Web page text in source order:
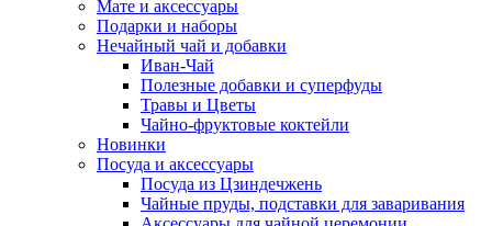
Мате и аксессуары
Подарки и наборы
Нечайный чай и добавки
Иван-Чай
Полезные добавки и суперфуды
Травы и Цветы
Чайно-фруктовые коктейли
Новинки
Посуда и аксессуары
Посуда из Цзиндечжень
Чайные пруды, подставки для заваривания